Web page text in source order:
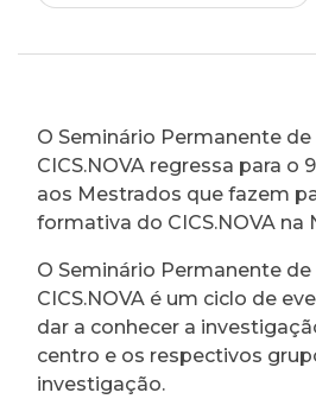
O Seminário Permanente
CICS.NOVA regressa para o
aos Mestrados que fazem
formativa do CICS.NOVA na
O Seminário Permanente
CICS.NOVA é um ciclo de
dar a conhecer a
centro e os respectivos
investigação.